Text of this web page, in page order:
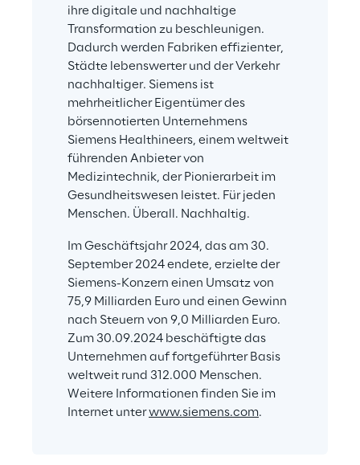
ihre digitale und nachhaltige
Transformation zu beschleunigen.
Dadurch werden Fabriken effizienter,
Städte lebenswerter und der Verkehr
nachhaltiger. Siemens ist
mehrheitlicher Eigentümer des
börsennotierten Unternehmens
Siemens Healthineers, einem weltweit
führenden Anbieter von
Medizintechnik, der Pionierarbeit im
Gesundheitswesen leistet. Für jeden
Menschen. Überall. Nachhaltig.
Im Geschäftsjahr 2024, das am 30.
September 2024 endete, erzielte der
Siemens-Konzern einen Umsatz von
75,9 Milliarden Euro und einen Gewinn
nach Steuern von 9,0 Milliarden Euro.
Zum 30.09.2024 beschäftigte das
Unternehmen auf fortgeführter Basis
weltweit rund 312.000 Menschen.
Weitere Informationen finden Sie im
Internet unter www.siemens.com.